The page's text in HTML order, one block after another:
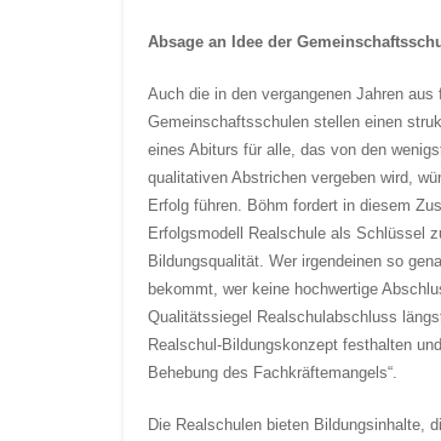
Absage an Idee der
Auch die in den vergangenen Jahren
Gemeinschaftsschulen stellen einen
eines Abiturs für alle, das von den
qualitativen Abstrichen vergeben wird,
Erfolg führen. Böhm fordert in diesem
Erfolgsmodell Realschule als Schlüssel
Bildungsqualität. Wer irgendeinen so
bekommt, wer keine hochwertige
Qualitätssiegel Realschulabschluss
Realschul-Bildungskonzept festhalten
Behebung des Fachkräftemangels“.
Die Realschulen bieten Bildungsinhalte,